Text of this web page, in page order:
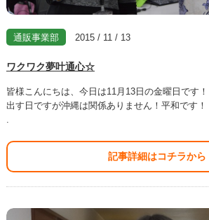
通販事業部 2015 / 11 / 13
ワクワク夢叶通心☆
皆様こんにちは、今日は11月13日の金曜日です
出す日ですが沖縄は関係ありません！平和です
.
記事詳細はコチラから